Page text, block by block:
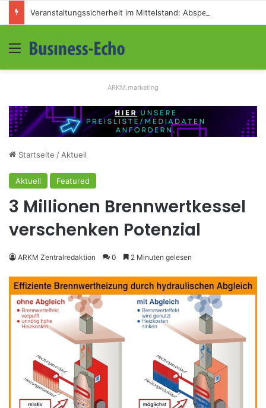
Menü
ARKM.marketing
Startseite / Aktuell
Aktuell Featured
3 Millionen Brennwertkessel
verschenken Potenzial
ARKM Zentralredaktion 0 2 Minuten gelesen